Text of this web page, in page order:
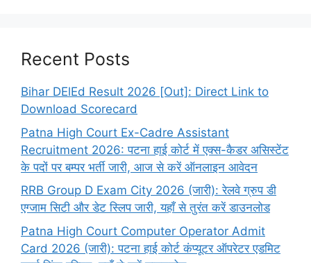
Recent Posts
Bihar DElEd Result 2026 [Out]: Direct Link to
Download Scorecard
Patna High Court Ex-Cadre Assistant
Recruitment 2026: पटना हाई कोर्ट में एक्स-कैडर असिस्टेंट
के पदों पर बम्पर भर्ती जारी, आज से करें ऑनलाइन आवेदन
RRB Group D Exam City 2026 (जारी): रेलवे ग्रुप डी
एग्जाम सिटी और डेट स्लिप जारी, यहाँ से तुरंत करें डाउनलोड
Patna High Court Computer Operator Admit
Card 2026 (जारी): पटना हाई कोर्ट कंप्यूटर ऑपरेटर एडमिट